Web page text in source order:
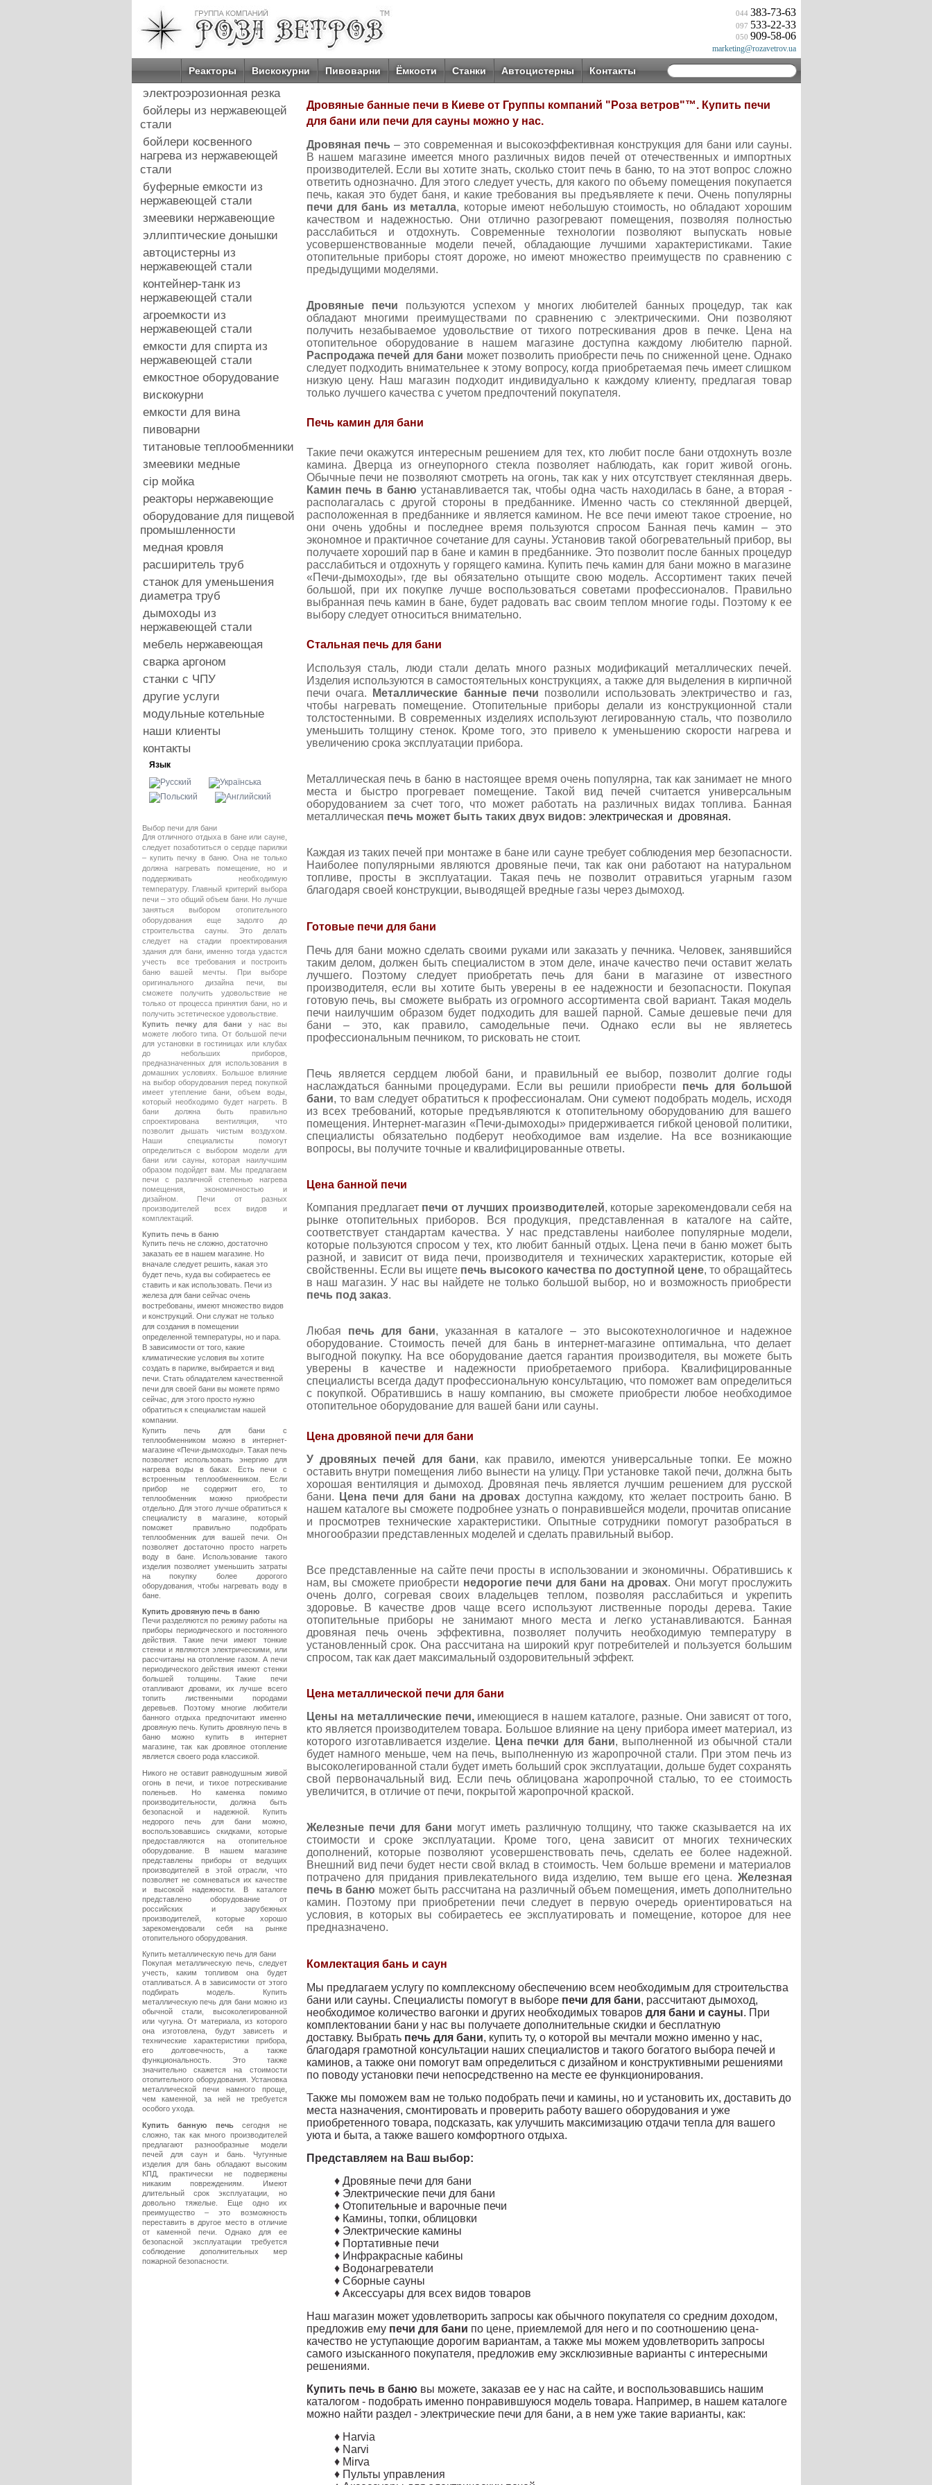
044 383-73-63
097 533-22-33
050 909-58-06
marketing@rozavetrov.ua
Реакторы Вискокурни Пивоварни Ёмкости Станки Автоцистерны Контакты
электроэрозионная резка
бойлеры из нержавеющей
стали
бойлери косвенного
нагрева из нержавеющей
стали
буферные емкости из
нержавеющей стали
змеевики нержавеющие
эллиптические донышки
автоцистерны из
нержавеющей стали
контейнер-танк из
нержавеющей стали
агроемкости из
нержавеющей стали
емкости для спирта из
нержавеющей стали
емкостное оборудование
вискокурни
емкости для вина
пивоварни
титановые теплообменники
змеевики медные
cip мойка
реакторы нержавеющие
оборудование для пищевой
промышленности
медная кровля
расширитель труб
станок для уменьшения
диаметра труб
дымоходы из
нержавеющей стали
мебель нержавеющая
сварка аргоном
станки с ЧПУ
другие услуги
модульные котельные
наши клиенты
контакты
Язык
Выбор печи для бани
Для отличного отдыха в бане или сауне,
следует позаботиться о сердце парилки
– купить печку в баню. Она не только
должна нагревать помещение, но и
поддерживать необходимую
температуру. Главный критерий выбора
печи – это общий объем бани. Но лучше
заняться выбором отопительного
оборудования еще задолго до
строительства сауны. Это делать
следует на стадии проектирования
здания для бани, именно тогда удастся
учесть все требования и построить
баню вашей мечты. При выборе
оригинального дизайна печи, вы
сможете получить удовольствие не
только от процесса принятия бани, но и
получить эстетическое удовольствие.
Купить печку для бани у нас вы
можете любого типа. От большой печи
для установки в гостиницах или клубах
до небольших приборов,
предназначенных для использования в
домашних условиях. Большое влияние
на выбор оборудования перед покупкой
имеет утепление бани, объем воды,
который необходимо будет нагреть. В
бани должна быть правильно
спроектирована вентиляция, что
позволит дышать чистым воздухом.
Наши специалисты помогут
определиться с выбором модели для
бани или сауны, которая наилучшим
образом подойдет вам. Мы предлагаем
печи с различной степенью нагрева
помещения, экономичностью и
дизайном. Печи от разных
производителей всех видов и
комплектаций.
Купить печь в баню
Купить печь не сложно, достаточно
заказать ее в нашем магазине. Но
вначале следует решить, какая это
будет печь, куда вы собираетесь ее
ставить и как использовать. Печи из
железа для бани сейчас очень
востребованы, имеют множество видов
и конструкций. Они служат не только
для создания в помещении
определенной температуры, но и пара.
В зависимости от того, какие
климатические условия вы хотите
создать в парилке, выбирается и вид
печи. Стать обладателем качественной
печи для своей бани вы можете прямо
сейчас, для этого просто нужно
обратиться к специалистам нашей
компании.
Купить печь для бани с
теплообменником можно в интернет-
магазине «Печи-дымоходы». Такая печь
позволяет использовать энергию для
нагрева воды в баках. Есть печи с
встроенным теплообменником. Если
прибор не содержит его, то
теплообменник можно приобрести
отдельно. Для этого лучше обратиться к
специалисту в магазине, который
поможет правильно подобрать
теплообменник для вашей печи. Он
позволяет достаточно просто нагреть
воду в бане. Использование такого
изделия позволяет уменьшить затраты
на покупку более дорогого
оборудования, чтобы нагревать воду в
бане.
Купить дровяную печь в баню
Печи разделяются по режиму работы на
приборы периодического и постоянного
действия. Такие печи имеют тонкие
стенки и являются электрическими, или
рассчитаны на отопление газом. А печи
периодического действия имеют стенки
большей толщины. Такие печи
отапливают дровами, их лучше всего
топить лиственными породами
деревьев. Поэтому многие любители
банного отдыха предпочитают именно
дровяную печь. Купить дровяную печь в
баню можно купить в интернет
магазине, так как дровяное отопление
является своего рода классикой.
Никого не оставит равнодушным живой
огонь в печи, и тихое потрескивание
поленьев. Но каменка помимо
производительности, должна быть
безопасной и надежной. Купить
недорого печь для бани можно,
воспользовавшись скидками, которые
предоставляются на отопительное
оборудование. В нашем магазине
представлены приборы от ведущих
производителей в этой отрасли, что
позволяет не сомневаться их качестве
и высокой надежности. В каталоге
представлено оборудование от
российских и зарубежных
производителей, которые хорошо
зарекомендовали себя на рынке
отопительного оборудования.
Купить металлическую печь для бани
Покупая металлическую печь, следует
учесть, каким топливом она будет
отапливаться. А в зависимости от этого
подбирать модель. Купить
металлическую печь для бани можно из
обычной стали, высоколегированной
или чугуна. От материала, из которого
она изготовлена, будут зависеть и
технические характеристики прибора,
его долговечность, а также
функциональность. Это также
значительно скажется на стоимости
отопительного оборудования. Установка
металлической печи намного проще,
чем каменной, за ней не требуется
особого ухода.
Купить банную печьсегодня не
сложно, так как много производителей
предлагают разнообразные модели
печей для саун и бань. Чугунные
изделия для бань обладают высоким
КПД, практически не подвержены
никаким повреждениям. Имеют
длительный срок эксплуатации, но
довольно тяжелые. Еще одно их
преимущество – это возможность
переставить в другое место в отличие
от каменной печи. Однако для ее
безопасной эксплуатации требуется
соблюдение дополнительных мер
пожарной безопасности.
Дровяные банные печи в Киеве от Группы компаний "Роза ветров"™. Купить печи
для бани или печи для сауны можно у нас.
Дровяная печь – это современная и высокоэффективная конструкция для бани или сауны.
В нашем магазине имеется много различных видов печей от отечественных и импортных
производителей. Если вы хотите знать, сколько стоит печь в баню, то на этот вопрос сложно
ответить однозначно. Для этого следует учесть, для какого по объему помещения покупается
печь, какая это будет баня, и какие требования вы предъявляете к печи. Очень популярны
печи для бань из металла, которые имеют небольшую стоимость, но обладают хорошим
качеством и надежностью. Они отлично разогревают помещения, позволяя полностью
расслабиться и отдохнуть. Современные технологии позволяют выпускать новые
усовершенствованные модели печей, обладающие лучшими характеристиками. Такие
отопительные приборы стоят дороже, но имеют множество преимуществ по сравнению с
предыдущими моделями.
Дровяные печи пользуются успехом у многих любителей банных процедур, так как
обладают многими преимуществами по сравнению с электрическими. Они позволяют
получить незабываемое удовольствие от тихого потрескивания дров в печке. Цена на
отопительное оборудование в нашем магазине доступна каждому любителю парной.
Распродажа печей для бани может позволить приобрести печь по сниженной цене. Однако
следует подходить внимательнее к этому вопросу, когда приобретаемая печь имеет слишком
низкую цену. Наш магазин подходит индивидуально к каждому клиенту, предлагая товар
только лучшего качества с учетом предпочтений покупателя.
Печь камин для бани
Такие печи окажутся интересным решением для тех, кто любит после бани отдохнуть возле
камина. Дверца из огнеупорного стекла позволяет наблюдать, как горит живой огонь.
Обычные печи не позволяют смотреть на огонь, так как у них отсутствует стеклянная дверь.
Камин печь в баню устанавливается так, чтобы одна часть находилась в бане, а вторая -
располагалась с другой стороны в предбаннике. Именно часть со стеклянной дверцей,
расположенная в предбаннике и является камином. Не все печи имеют такое строение, но
они очень удобны и последнее время пользуются спросом Банная печь камин – это
экономное и практичное сочетание для сауны. Установив такой обогревательный прибор, вы
получаете хороший пар в бане и камин в предбаннике. Это позволит после банных процедур
расслабиться и отдохнуть у горящего камина. Купить печь камин для бани можно в магазине
«Печи-дымоходы», где вы обязательно отыщите свою модель. Ассортимент таких печей
большой, при их покупке лучше воспользоваться советами профессионалов. Правильно
выбранная печь камин в бане, будет радовать вас своим теплом многие годы. Поэтому к ее
выбору следует относиться внимательно.
Стальная печь для бани
Используя сталь, люди стали делать много разных модификаций металлических печей.
Изделия используются в самостоятельных конструкциях, а также для выделения в кирпичной
печи очага.
Металлические банные печи позволили использовать электричество и газ,
чтобы нагревать помещение. Отопительные приборы делали из конструкционной стали
толстостенными. В современных изделиях используют легированную сталь, что позволило
уменьшить толщину стенок. Кроме того, это привело к уменьшению скорости нагрева и
увеличению срока эксплуатации прибора.
Металлическая печь в баню в настоящее время очень популярна, так как занимает не много
места и быстро прогревает помещение. Такой вид печей считается универсальным
оборудованием за счет того, что может работать на различных видах топлива. Банная
металлическая печь может быть таких двух видов: электрическая и дровяная.
Каждая из таких печей при монтаже в бане или сауне требует соблюдения мер безопасности.
Наиболее популярными являются дровяные печи, так как они работают на натуральном
топливе, просты в эксплуатации. Такая печь не позволит отравиться угарным газом
благодаря своей конструкции, выводящей вредные газы через дымоход.
Готовые печи для бани
Печь для бани можно сделать своими руками или заказать у печника. Человек, занявшийся
таким делом, должен быть специалистом в этом деле, иначе качество печи оставит желать
лучшего. Поэтому следует приобретать печь для бани в магазине от известного
производителя, если вы хотите быть уверены в ее надежности и безопасности. Покупая
готовую печь, вы сможете выбрать из огромного ассортимента свой вариант. Такая модель
печи наилучшим образом будет подходить для вашей парной. Самые дешевые печи для
бани – это, как правило, самодельные печи. Однако если вы не являетесь
профессиональным печником, то рисковать не стоит.
Печь является сердцем любой бани, и правильный ее выбор, позволит долгие годы
наслаждаться банными процедурами. Если вы решили приобрести печь для большой
бани, то вам следует обратиться к профессионалам. Они сумеют подобрать модель, исходя
из всех требований, которые предъявляются к отопительному оборудованию для вашего
помещения. Интернет-магазин «Печи-дымоходы» придерживается гибкой ценовой политики,
специалисты обязательно подберут необходимое вам изделие. На все возникающие
вопросы, вы получите точные и квалифицированные ответы.
Цена банной печи
Компания предлагает печи от лучших производителей, которые зарекомендовали себя на
рынке отопительных приборов. Вся продукция, представленная в каталоге на сайте,
соответствует стандартам качества. У нас представлены наиболее популярные модели,
которые пользуются спросом у тех, кто любит банный отдых. Цена печи в баню может быть
разной, и зависит от вида печи, производителя и технических характеристик, которые ей
свойственны. Если вы ищете печь высокого качества по доступной цене, то обращайтесь
в наш магазин. У нас вы найдете не только большой выбор, но и возможность приобрести
печь под заказ.
Любая печь для бани, указанная в каталоге – это высокотехнологичное и надежное
оборудование. Стоимость печей для бань в интернет-магазине оптимальна, что делает
выгодной покупку. На все оборудование дается гарантия производителя, вы можете быть
уверены в качестве и надежности приобретаемого прибора. Квалифицированные
специалисты всегда дадут профессиональную консультацию, что поможет вам определиться
с покупкой. Обратившись в нашу компанию, вы сможете приобрести любое необходимое
отопительное оборудование для вашей бани или сауны.
Цена дровяной печи для бани
У дровяных печей для бани, как правило, имеются универсальные топки. Ее можно
оставить внутри помещения либо вынести на улицу. При установке такой печи, должна быть
хорошая вентиляция и дымоход. Дровяная печь является лучшим решением для русской
бани.
Цена печи для бани на дровах доступна каждому, кто желает построить баню. В
нашем каталоге вы сможете подробнее узнать о понравившейся модели, прочитав описание
и просмотрев технические характеристики. Опытные сотрудники помогут разобраться в
многообразии представленных моделей и сделать правильный выбор.
Все представленные на сайте печи просты в использовании и экономичны. Обратившись к
нам, вы сможете приобрести недорогие печи для бани на дровах. Они могут прослужить
очень долго, согревая своих владельцев теплом, позволяя расслабиться и укрепить
здоровье. В качестве дров чаще всего используют лиственные породы дерева. Такие
отопительные приборы не занимают много места и легко устанавливаются. Банная
дровяная печь очень эффективна, позволяет получить необходимую температуру в
установленный срок. Она рассчитана на широкий круг потребителей и пользуется большим
спросом, так как дает максимальный оздоровительный эффект.
Цена металлической печи для бани
Цены на металлические печи,имеющиеся в нашем каталоге, разные. Они зависят от того,
кто является производителем товара. Большое влияние на цену прибора имеет материал, из
которого изготавливается изделие.
Цена печки для бани, выполненной из обычной стали
будет намного меньше, чем на печь, выполненную из жаропрочной стали. При этом печь из
высоколегированной стали будет иметь больший срок эксплуатации, дольше будет сохранять
свой первоначальный вид. Если печь облицована жаропрочной сталью, то ее стоимость
увеличится, в отличие от печи, покрытой жаропрочной краской.
Железные печи для бани могут иметь различную толщину, что также сказывается на их
стоимости и сроке эксплуатации. Кроме того, цена зависит от многих технических
дополнений, которые позволяют усовершенствовать печь, сделать ее более надежной.
Внешний вид печи будет нести свой вклад в стоимость. Чем больше времени и материалов
потрачено для придания привлекательного вида изделию, тем выше его цена. Железная
печь в баню может быть рассчитана на различный объем помещения, иметь дополнительно
камин. Поэтому при приобретении печи следует в первую очередь ориентироваться на
условия, в которых вы собираетесь ее эксплуатировать и помещение, которое для нее
предназначено.
Комлектация бань и саун
Мы предлагаем услугу по комплексному обеспечению всем необходимым для строительства
бани или сауны. Специалисты помогут в выборе печи для бани, рассчитают дымоход,
необходимое количество вагонки и других необходимых товаров для бани и сауны. При
комплектовании бани у нас вы получаете дополнительные скидки и бесплатную
доставку. Выбрать печь для бани, купить ту, о которой вы мечтали можно именно у нас,
благодаря грамотной консультации наших специалистов и такого богатого выбора печей и
каминов, а также они помогут вам определиться с дизайном и конструктивными решениями
по поводу установки печи непосредственно на месте ее функционирования.
Также мы поможем вам не только подобрать печи и камины, но и установить их, доставить до
места назначения, смонтировать и проверить работу вашего оборудования и уже
приобретенного товара, подсказать, как улучшить максимизацию отдачи тепла для вашего
уюта и быта, а также вашего комфортного отдыха.
Представляем на Ваш выбор:
♦ Дровяные печи для бани
♦ Электрические печи для бани
♦ Отопительные и варочные печи
♦ Камины, топки, облицовки
♦ Электрические камины
♦ Портативные печи
♦ Инфракрасные кабины
♦ Водонагреватели
♦ Сборные сауны
♦ Аксессуары для всех видов товаров
Наш магазин может удовлетворить запросы как обычного покупателя со средним доходом,
предложив ему печи для бани по цене, приемлемой для него и по соотношению цена-
качество не уступающие дорогим вариантам, а также мы можем удовлетворить запросы
самого изысканного покупателя, предложив ему эксклюзивные варианты с интересными
решениями.
Купить печь в баню вы можете, заказав ее у нас на сайте, и воспользовавшись нашим
каталогом - подобрать именно понравившуюся модель товара. Например, в нашем каталоге
можно найти раздел - электрические печи для бани, а в нем уже такие варианты, как:
♦ Harvia
♦ Narvi
♦ Mirva
♦ Пульты управления